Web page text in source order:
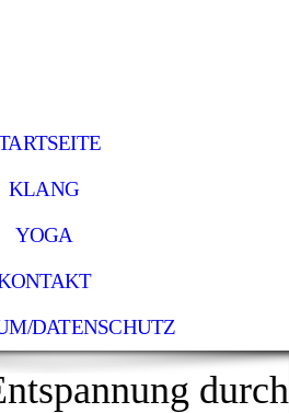
KLANG
YOGA
DATENSCHUTZ
durch